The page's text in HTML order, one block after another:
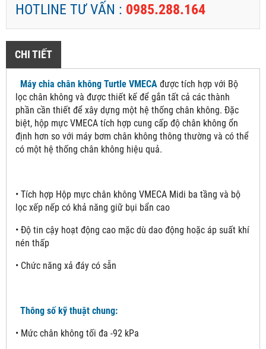
HOTLINE TƯ VẤN : 0985.288.164
CHI TIẾT
Máy chia chân không Turtle VMECA được tích hợp với Bộ
lọc chân không và được thiết kế để gắn tất cả các thành
phần cần thiết để xây dựng một hệ thống chân không. Đặc
biệt, hộp mực VMECA tích hợp cung cấp độ chân không ổn
định hơn so với máy bơm chân không thông thường và có thể
có một hệ thống chân không hiệu quả.
• Tích hợp Hộp mực chân không VMECA Midi ba tầng và bộ
lọc xếp nếp có khả năng giữ bụi bẩn cao
• Độ tin cậy hoạt động cao mặc dù dao động hoặc áp suất khí
nén thấp
• Chức năng xả đáy có sẵn
Thông số kỹ thuật chung:
• Mức chân không tối đa -92 kPa